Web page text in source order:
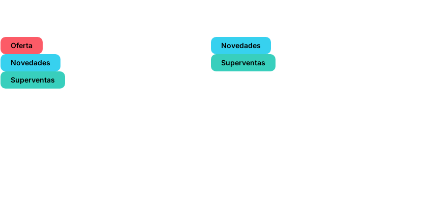
Oferta
Novedades
Superventas
Novedades
Superventas